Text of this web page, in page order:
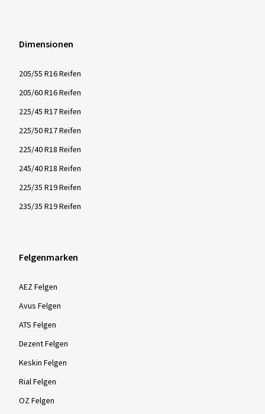
Dimensionen
205/55 R16 Reifen
205/60 R16 Reifen
225/45 R17 Reifen
225/50 R17 Reifen
225/40 R18 Reifen
245/40 R18 Reifen
225/35 R19 Reifen
235/35 R19 Reifen
Felgenmarken
AEZ Felgen
Avus Felgen
ATS Felgen
Dezent Felgen
Keskin Felgen
Rial Felgen
OZ Felgen